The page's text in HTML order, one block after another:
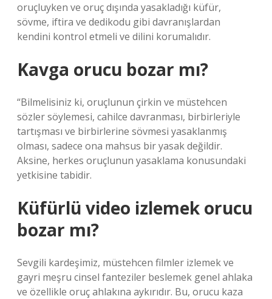
oruçluyken ve oruç dışında yasakladığı küfür,
sövme, iftira ve dedikodu gibi davranışlardan
kendini kontrol etmeli ve dilini korumalıdır.
Kavga orucu bozar mı?
“Bilmelisiniz ki, oruçlunun çirkin ve müstehcen
sözler söylemesi, cahilce davranması, birbirleriyle
tartışması ve birbirlerine sövmesi yasaklanmış
olması, sadece ona mahsus bir yasak değildir.
Aksine, herkes oruçlunun yasaklama konusundaki
yetkisine tabidir.
Küfürlü video izlemek orucu
bozar mı?
Sevgili kardeşimiz, müstehcen filmler izlemek ve
gayri meşru cinsel fanteziler beslemek genel ahlaka
ve özellikle oruç ahlakına aykırıdır. Bu, orucu kaza